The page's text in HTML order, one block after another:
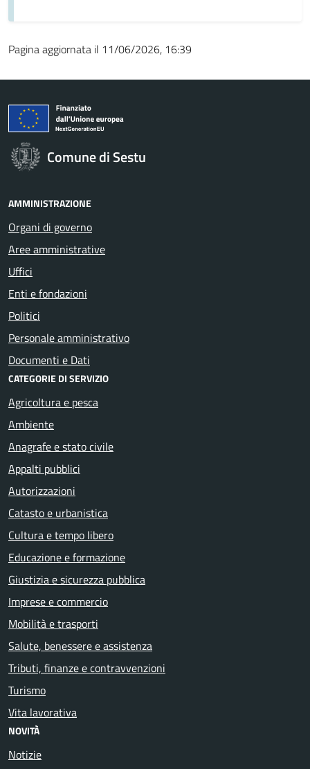
Pagina aggiornata il 11/06/2026, 16:39
Comune di Sestu
AMMINISTRAZIONE
Organi di governo
Aree amministrative
Uffici
Enti e fondazioni
Politici
Personale amministrativo
Documenti e Dati
CATEGORIE DI SERVIZIO
Agricoltura e pesca
Ambiente
Anagrafe e stato civile
Appalti pubblici
Autorizzazioni
Catasto e urbanistica
Cultura e tempo libero
Educazione e formazione
Giustizia e sicurezza pubblica
Imprese e commercio
Mobilità e trasporti
Salute, benessere e assistenza
Tributi, finanze e contravvenzioni
Turismo
Vita lavorativa
NOVITÀ
Notizie